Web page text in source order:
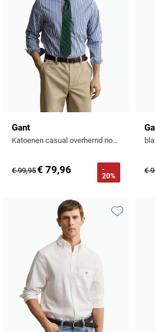
Gant
Katoenen casual overhemd normale fit blauw gestreept
€ 99,95€ 79,96
-
20%
€